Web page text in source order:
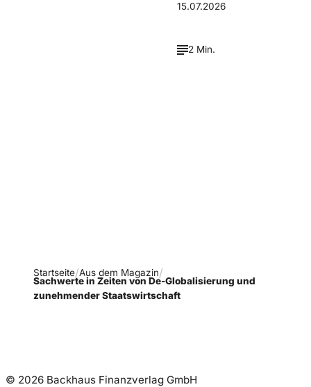
15.07.2026
2 Min.
Startseite Aus dem Magazin
Sachwerte in Zeiten von De-Globalisierung und
zunehmender Staatswirtschaft
© 2026 Backhaus Finanzverlag GmbH